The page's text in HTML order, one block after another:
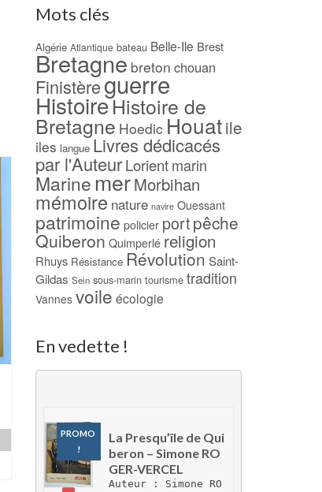
29,00
AJOUTER AU PANIER
Ajouter à ma Wishlist
AJOUTER AU
Mots clés
Algérie Atlantique bateau Belle-Ile Brest
Bretagne breton chouan
Finistèreguerre
HistoireHistoire de
Bretagne Hoedic Houatile
iles langue Livres dédicacés
par l'Auteur Lorient marin
Marine merMorbihan
mémoire nature navire Ouessant
patrimoine policier portpêche
Quiberon Quimperlé religion
Rhuys Résistance Révolution Saint-
Gildas Sein sous-marin tourisme tradition
Vannes voile écologie
En vedette !
PROMO
!
La Presqu’île de Qui
beron – Simone RO
GER-VERCEL
Auteur : Simone RO